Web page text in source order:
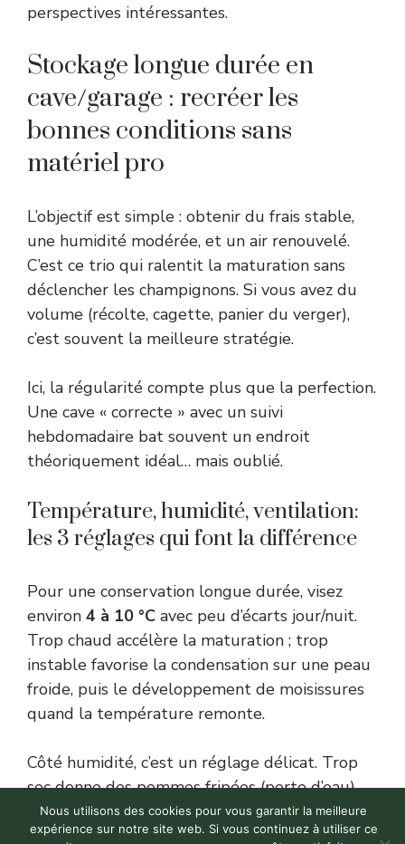
perspectives intéressantes.
Stockage longue durée en
cave/garage : recréer les
bonnes conditions sans
matériel pro
L’objectif est simple : obtenir du frais stable,
une humidité modérée, et un air renouvelé.
C’est ce trio qui ralentit la maturation sans
déclencher les champignons. Si vous avez du
volume (récolte, cagette, panier du verger),
c’est souvent la meilleure stratégie.
Ici, la régularité compte plus que la perfection.
Une cave « correcte » avec un suivi
hebdomadaire bat souvent un endroit
théoriquement idéal… mais oublié.
Température, humidité, ventilation:
les 3 réglages qui font la différence
Pour une conservation longue durée, visez
environ 4 à 10 °C avec peu d’écarts jour/nuit.
Trop chaud accélère la maturation ; trop
instable favorise la condensation sur une peau
froide, puis le développement de moisissures
quand la température remonte.
Côté humidité, c’est un réglage délicat. Trop
sec donne des pommes fripées (perte d’eau),
trop humide lance les moisissures. Une cave
légèrement humide peut convenir si elle
Nous utilisons des cookies pour vous garantir la meilleure
expérience sur notre site web. Si vous continuez à utiliser ce